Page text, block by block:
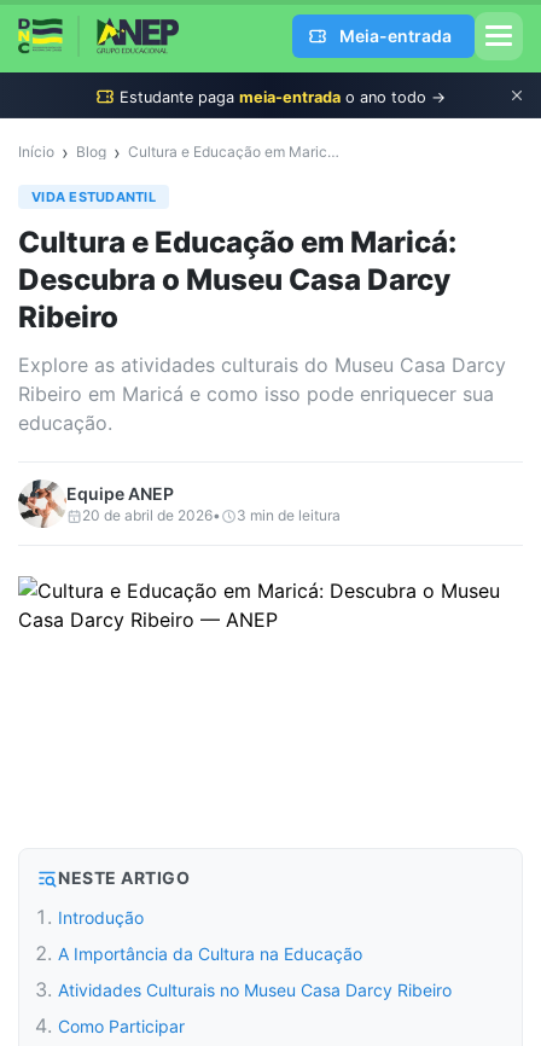
Meia-entrada
Estudante paga meia-entrada o ano todo →
Início › Blog › Cultura e Educação em Maricá: Descubra o Museu Casa Darcy Ribeiro
VIDA ESTUDANTIL
Cultura e Educação em Maricá:
Descubra o Museu Casa Darcy
Ribeiro
Explore as atividades culturais do Museu Casa Darcy
Ribeiro em Maricá e como isso pode enriquecer sua
educação.
EquipeANEP
20 de abril de 2026• 3 min de leitura
NESTE ARTIGO
Introdução
A Importância da Cultura na Educação
Atividades Culturais no Museu Casa Darcy Ribeiro
Como Participar